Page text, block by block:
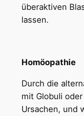
überaktiven
lassen.
Homöopathie
Durch die
mit Globuli
Ursachen, und